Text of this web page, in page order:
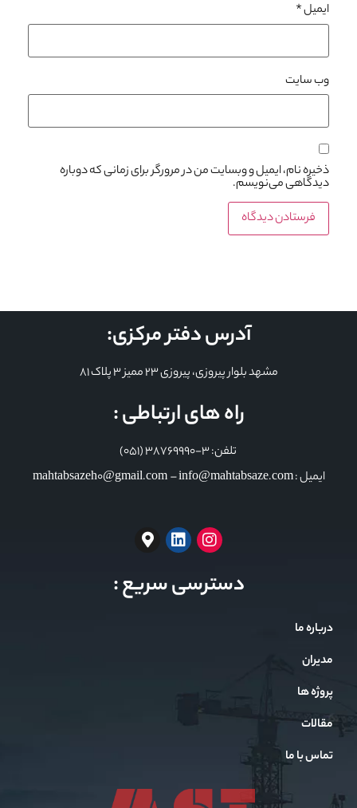
ایمیل*
وب‌ سایت
ذخیره نام، ایمیل و وبسایت من در مرورگر برای زمانی که دوباره
دیدگاهی می‌نویسم.
آدرس دفتر مرکزی:
مشهد بلوار پیروزی، پیروزی 23 ممیز 3 پلاک 81
راه های ارتباطی :
تلفن: 3-38769990 (051)
ایمیل : mahtabsazeh0@gmail.com – info@mahtabsaze.com
دسترسی سریع :
درباره ما
مدیران
پروژه ها
مقالات
تماس با ما